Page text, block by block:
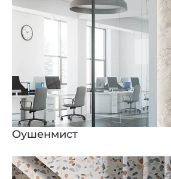
Оушенмист